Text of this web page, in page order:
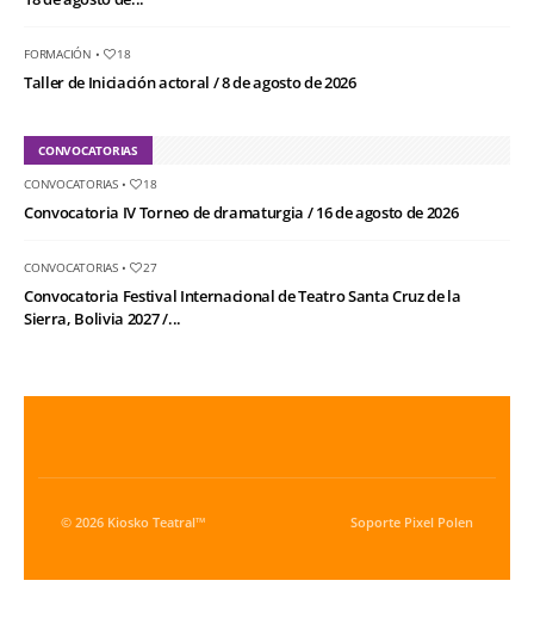
FORMACIÓN • 18
Taller de Iniciación actoral / 8 de agosto de 2026
CONVOCATORIAS
CONVOCATORIAS• 18
Convocatoria IV Torneo de dramaturgia / 16 de agosto de 2026
CONVOCATORIAS• 27
Convocatoria Festival Internacional de Teatro Santa Cruz de la
Sierra, Bolivia 2027 /...
© 2026 Kiosko Teatral™ Soporte Pixel Polen